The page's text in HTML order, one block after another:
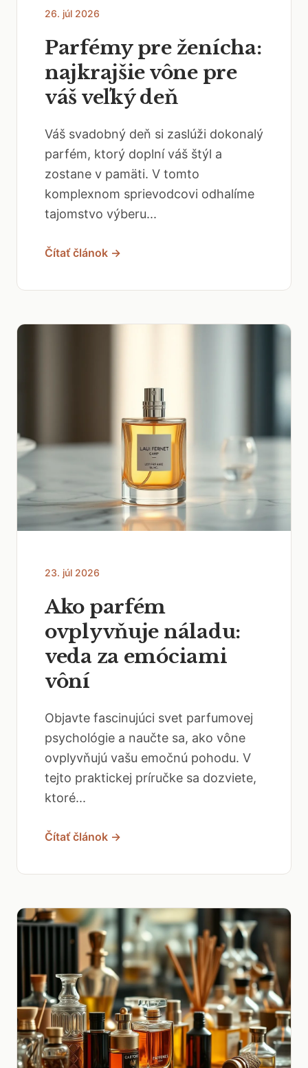
26. júl 2026
Parfémy pre ženícha:
najkrajšie vône pre
váš veľký deň
Váš svadobný deň si zaslúži dokonalý
parfém, ktorý doplní váš štýl a
zostane v pamäti. V tomto
komplexnom sprievodcovi odhalíme
tajomstvo výberu...
Čítať článok →
23. júl 2026
Ako parfém
ovplyvňuje náladu:
veda za emóciami
vôní
Objavte fascinujúci svet parfumovej
psychológie a naučte sa, ako vône
ovplyvňujú vašu emočnú pohodu. V
tejto praktickej príručke sa dozviete,
ktoré...
Čítať článok →